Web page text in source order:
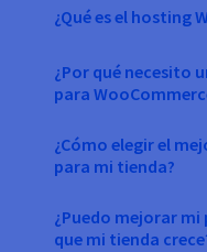
¿Qué es el hosting
¿Por qué necesito
para
¿Cómo elegir el
para mi tienda?
¿Puedo mejorar
que mi tienda